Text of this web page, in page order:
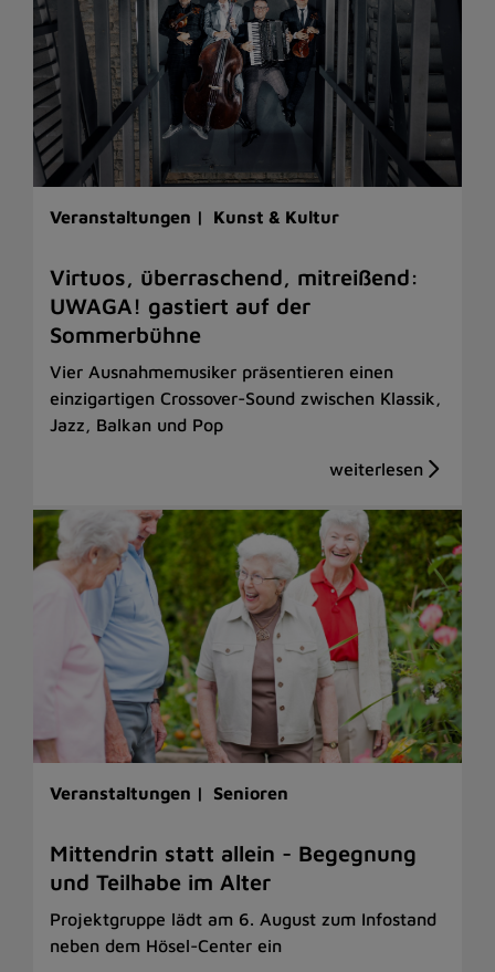
Veranstaltungen | Kunst & Kultur
Virtuos, überraschend, mitreißend:
UWAGA! gastiert auf der
Sommerbühne
Vier Ausnahmemusiker präsentieren einen
einzigartigen Crossover-Sound zwischen Klassik,
Jazz, Balkan und Pop
Veranstaltungen | Senioren
Mittendrin statt allein - Begegnung
und Teilhabe im Alter
Projektgruppe lädt am 6. August zum Infostand
neben dem Hösel-Center ein